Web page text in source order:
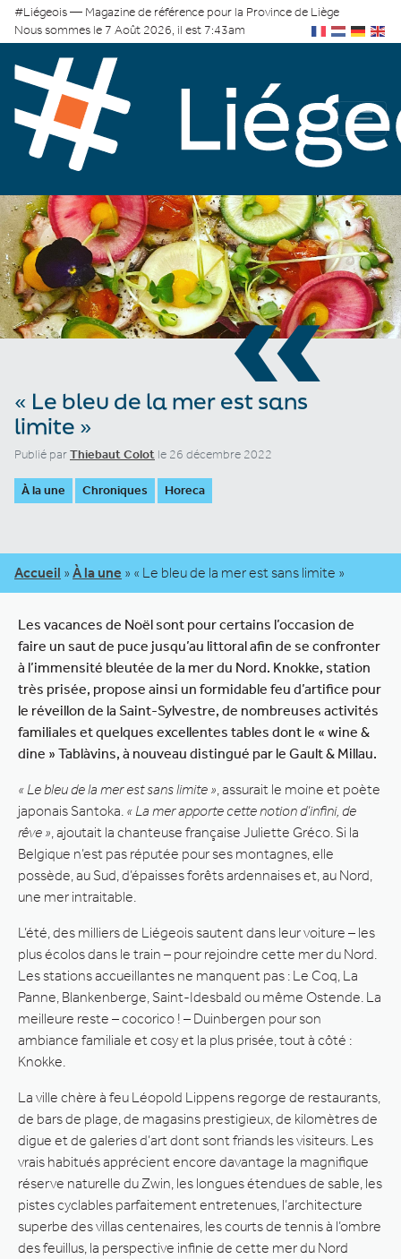
#Liégeois — Magazine de référence pour la Province de Liège
Nous sommes le 7 Août 2026, il est 7:43am
«
« Le bleu de la mer est sans
limite »
Publié parThiebaut Colot le 26 décembre 2022
À la une Chroniques Horeca
Accueil » À la une » « Le bleu de la mer est sans limite »
Les vacances de Noël sont pour certains l’occasion de
faire un saut de puce jusqu’au littoral afin de se confronter
à l’immensité bleutée de la mer du Nord. Knokke, station
très prisée, propose ainsi un formidable feu d’artifice pour
le réveillon de la Saint-Sylvestre, de nombreuses activités
familiales et quelques excellentes tables dont le « wine &
dine » Tablàvins, à nouveau distingué par le Gault & Millau.
« Le bleu de la mer est sans limite » , assurait le moine et poète
japonais Santoka. « La mer apporte cette notion d’infini, de
rêve » , ajoutait la chanteuse française Juliette Gréco. Si la
Belgique n’est pas réputée pour ses montagnes, elle
possède, au Sud, d’épaisses forêts ardennaises et, au Nord,
une mer intraitable.
L’été, des milliers de Liégeois sautent dans leur voiture – les
plus écolos dans le train – pour rejoindre cette mer du Nord.
Les stations accueillantes ne manquent pas : Le Coq, La
Panne, Blankenberge, Saint-Idesbald ou même Ostende. La
meilleure reste – cocorico ! – Duinbergen pour son
ambiance familiale et cosy et la plus prisée, tout à côté :
Knokke.
La ville chère à feu Léopold Lippens regorge de restaurants,
de bars de plage, de magasins prestigieux, de kilomètres de
digue et de galeries d’art dont sont friands les visiteurs. Les
vrais habitués apprécient encore davantage la magnifique
réserve naturelle du Zwin, les longues étendues de sable, les
pistes cyclables parfaitement entretenues, l’architecture
superbe des villas centenaires, les courts de tennis à l’ombre
des feuillus, la perspective infinie de cette mer du Nord